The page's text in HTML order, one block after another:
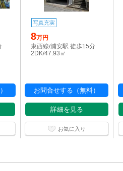
写真充実
8万円
東西線/浦安駅 徒歩15分
2DK/47.93㎡
お問合せする（無料）
詳細を見る
お気に入り